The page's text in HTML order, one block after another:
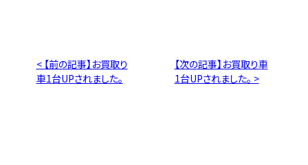
< 【前の記事】お買取り
車1台UPされました。
【次の記事】お買取り車
1台UPされました。 >